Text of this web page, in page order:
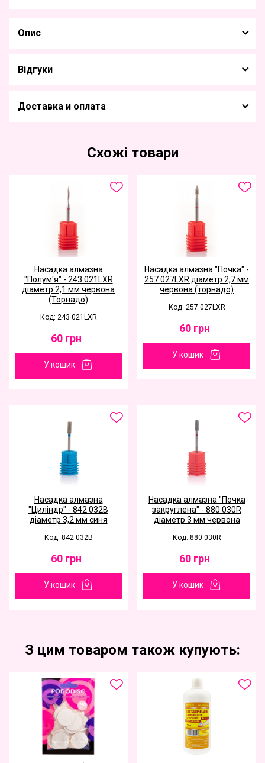
Опис
Відгуки
Доставка и оплата
Схожі товари
Насадка алмазна
"Полум'я" - 243 021LXR
діаметр 2,1 мм червона
(Торнадо)
Код: 243 021LXR
60 грн
У кошик
Насадка алмазна "Почка" -
257 027LXR діаметр 2,7 мм
червона (торнадо)
Код: 257 027LXR
60 грн
У кошик
Насадка алмазна
"Циліндр" - 842 032B
діаметр 3,2 мм синя
Код: 842 032B
60 грн
У кошик
Насадка алмазна "Почка
закруглена" - 880 030R
діаметр 3 мм червона
Код: 880 030R
60 грн
У кошик
З цим товаром також купують: